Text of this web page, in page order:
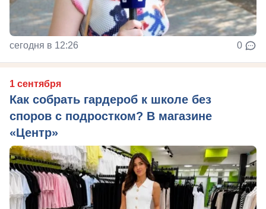
сегодня в 12:26 0
1 сентября
Как собрать гардероб к школе без
споров с подростком? В магазине
«Центр»